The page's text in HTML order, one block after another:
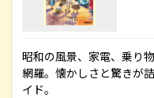
昭和の風景、家電、乗り
網羅。懐かしさと驚きが
イド。